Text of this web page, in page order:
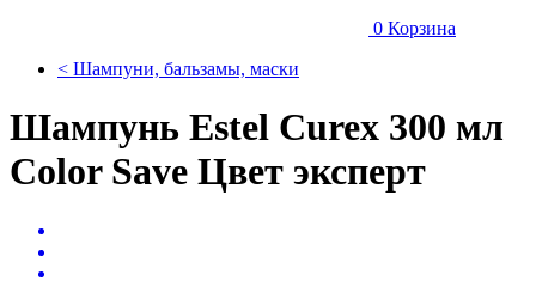
0 Корзина
< Шампуни, бальзамы, маски
Шампунь Estel Curex 300 мл
Color Save Цвет эксперт